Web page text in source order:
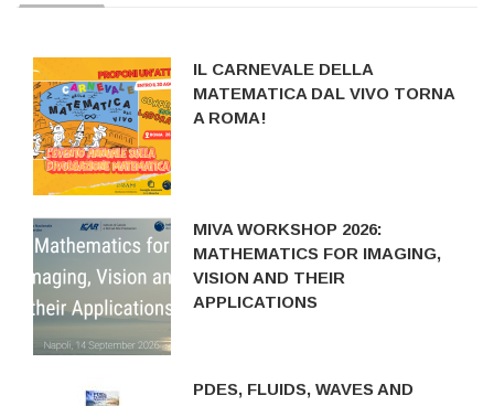
IL CARNEVALE DELLA
MATEMATICA DAL VIVO TORNA
A ROMA!
MIVA WORKSHOP 2026:
MATHEMATICS FOR IMAGING,
VISION AND THEIR
APPLICATIONS
PDES, FLUIDS, WAVES AND